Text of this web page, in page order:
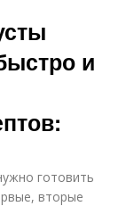
и
готовить
вторые